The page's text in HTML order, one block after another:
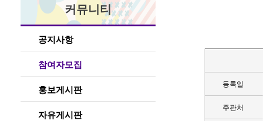
커뮤니티
공지사항
참여자모집
홍보게시판
자유게시판
등록일
주관처